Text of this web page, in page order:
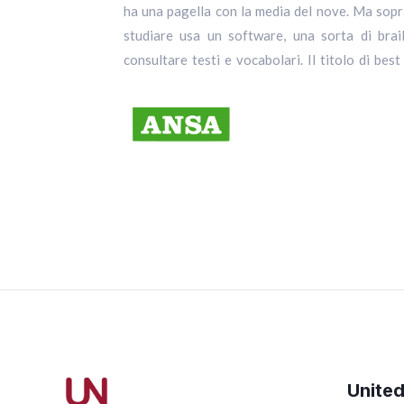
ha una pagella con la media del nove. Ma
studiare usa un software, una sorta di
consultare testi e vocabolari. Il titolo di
comporta la totale cecità. Infatti Emilia nel
15 anni, sfoggia l’essere rappresentante di